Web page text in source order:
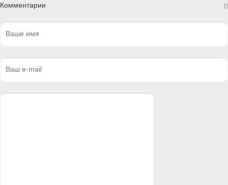
Комментарии 0